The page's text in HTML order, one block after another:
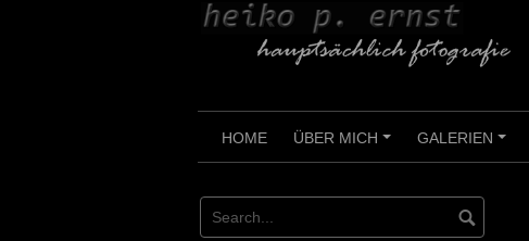
HOME
+
ÜBER MICH
+
GALERIEN